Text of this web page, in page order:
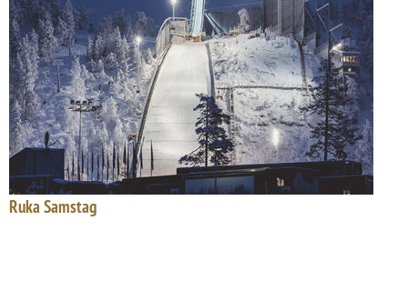
Ruka Samstag